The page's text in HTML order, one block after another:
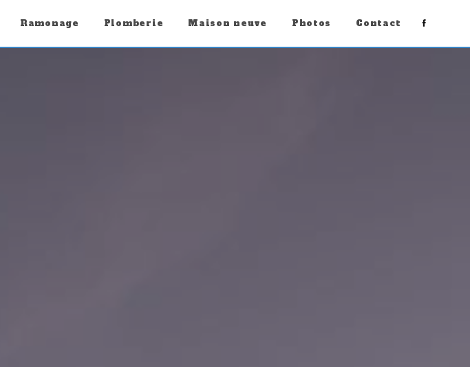
Ramonage Plomberie Maison neuve Photos Contact